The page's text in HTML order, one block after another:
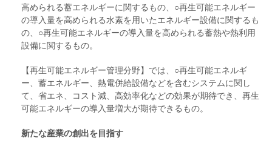
高められる蓄エネルギーに関するもの、○再生可能エネルギー
の導入量を高められる水素を用いたエネルギー設備に関するも
の、○再生可能エネルギーの導入量を高められる蓄熱や熱利用
設備に関するもの。
【再生可能エネルギー管理分野】では、○再生可能エネルギ
ー、蓄エネルギー、熱電併給設備などを含むシステムに関し
て、省エネ、コスト減、高効率化などの効果が期待でき、再生
可能エネルギーの導入量増大が期待できるもの。
新たな産業の創出を目指す